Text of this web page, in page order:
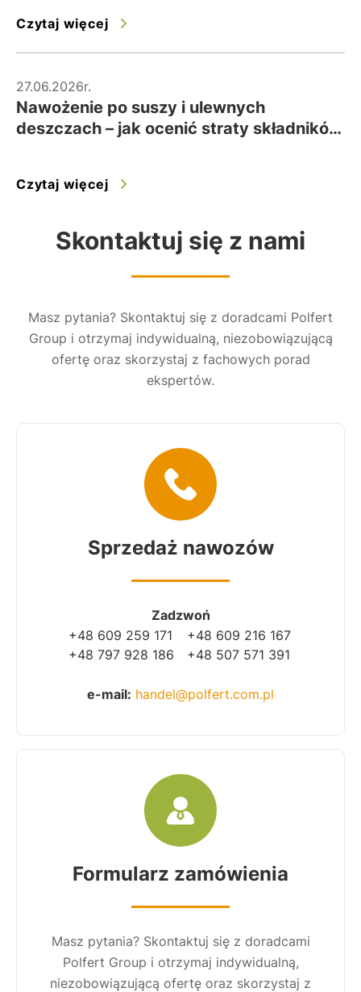
Czytaj więcej
27.06.2026r.
Nawożenie po suszy i ulewnych
deszczach – jak ocenić straty składników
Czytaj więcej
Skontaktuj się z nami
Masz pytania? Skontaktuj się z doradcami Polfert
Group i otrzymaj indywidualną, niezobowiązującą
ofertę oraz skorzystaj z fachowych porad
ekspertów.
Sprzedaż nawozów
Zadzwoń
+48 609 259 171
+48 609 216 167
+48 797 928 186
+48 507 571 391
e-mail: handel@polfert.com.pl
Formularz zamówienia
Masz pytania? Skontaktuj się z doradcami
Polfert Group i otrzymaj indywidualną,
niezobowiązującą ofertę oraz skorzystaj z